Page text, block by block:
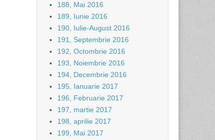
188, Mai 2016
189, Iunie 2016
190, Iulie-August 2016
191, Septembrie 2016
192, Octombrie 2016
193, Noiembrie 2016
194, Decembrie 2016
195, Ianuarie 2017
196, Februarie 2017
197, martie 2017
198, aprilie 2017
199, Mai 2017